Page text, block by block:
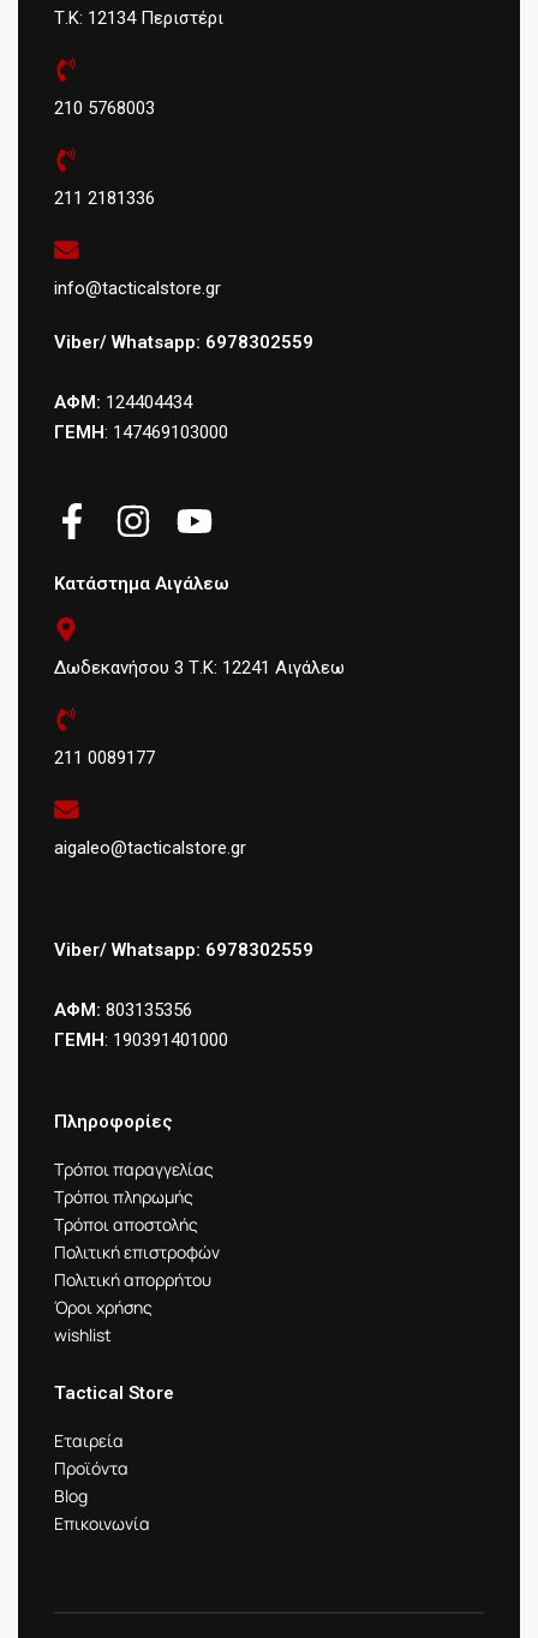
Τ.Κ: 12134 Περιστέρι
210 5768003
211 2181336
info@tacticalstore.gr
Viber/ Whatsapp: 6978302559
ΑΦΜ: 124404434
ΓΕΜΗ: 147469103000
Κατάστημα Αιγάλεω
Δωδεκανήσου 3 Τ.Κ: 12241 Αιγάλεω
211 0089177
aigaleo@tacticalstore.gr
Viber/ Whatsapp: 6978302559
ΑΦΜ: 803135356
ΓΕΜΗ: 190391401000
Πληροφορίες
Τρόποι παραγγελίας
Τρόποι πληρωμής
Τρόποι αποστολής
Πολιτική επιστροφών
Πολιτική απορρήτου
Όροι χρήσης
wishlist
Tactical Store
Εταιρεία
Προϊόντα
Blog
Επικοινωνία